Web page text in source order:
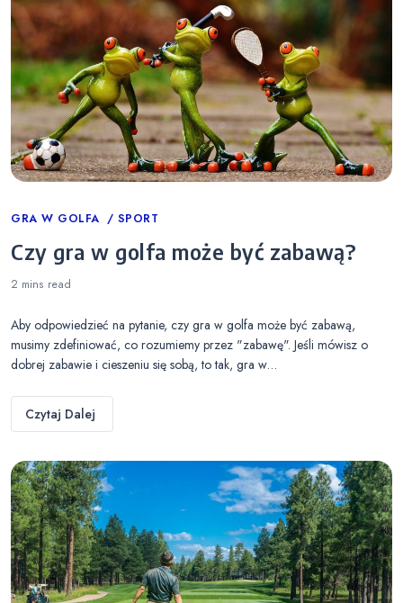
Categories
GRA W GOLFA SPORT
Czy gra w golfa może być zabawą?
2 mins read
Aby odpowiedzieć na pytanie, czy gra w golfa może być zabawą,
musimy zdefiniować, co rozumiemy przez "zabawę". Jeśli mówisz o
dobrej zabawie i cieszeniu się sobą, to tak, gra w…
Czytaj Dalej